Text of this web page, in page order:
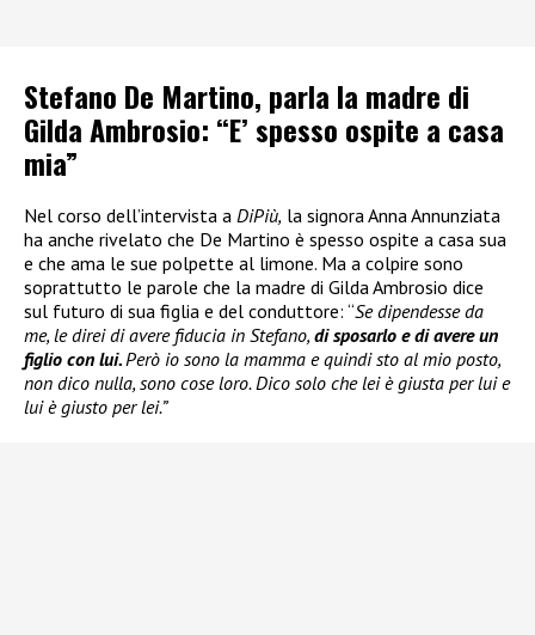
Stefano De Martino, parla la madre di
Gilda Ambrosio: “E’ spesso ospite a casa
mia”
Nel corso dell’intervista a DiPiù, la signora Anna Annunziata
ha anche rivelato che De Martino è spesso ospite a casa sua
e che ama le sue polpette al limone. Ma a colpire sono
soprattutto le parole che la madre di Gilda Ambrosio dice
sul futuro di sua figlia e del conduttore: “Se dipendesse da
me, le direi di avere fiducia in Stefano, di sposarlo e di avere un
figlio con lui. Però io sono la mamma e quindi sto al mio posto,
non dico nulla, sono cose loro. Dico solo che lei è giusta per lui e
lui è giusto per lei.”